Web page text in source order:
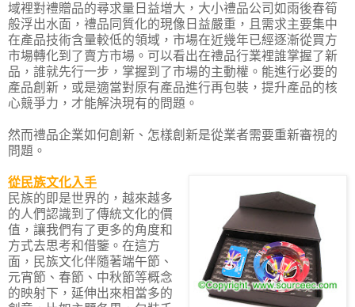
域裡對禮贈品的尋求量日益增大，大小禮品公司如雨後春筍
般浮出水面，禮品同質化的現像日益嚴重，且需求主要集中
在產品技術含量較低的領域，市場在近幾年已經逐漸從買方
市場轉化到了賣方市場。可以看出在禮品行業裡誰掌握了新
品，誰就先行一步，掌握到了市場的主動權。能進行必要的
產品創新，或是適當對原有產品進行再包裝，提升產品的核
心競爭力，才能解決現有的問題。
然而禮品企業如何創新、怎樣創新是從業者需要重新審視的
問題。
從民族文化入手
民族的即是世界的，越來越多
的人們認識到了傳統文化的價
值，讓我們有了更多的角度和
方式去思考和借鑒。在這方
面，民族文化伴隨著端午節、
元宵節、春節、中秋節等概念
的映射下，延伸出來相當多的